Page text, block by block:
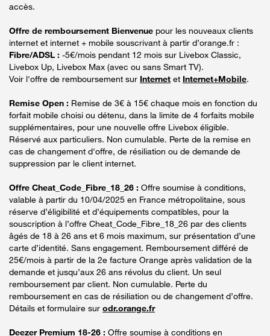
accès.
Offre de remboursement Bienvenue pour les nouveaux clients
internet et internet + mobile souscrivant à partir d’orange.fr :
Fibre/ADSL : -5€/mois pendant 12 mois sur Livebox Classic,
Livebox Up, Livebox Max (avec ou sans Smart TV).
Voir l'offre de remboursement sur Internet et Internet+Mobile.
Remise Open : Remise de 3€ à 15€ chaque mois en fonction du
forfait mobile choisi ou détenu, dans la limite de 4 forfaits mobile
supplémentaires, pour une nouvelle offre Livebox éligible.
Réservé aux particuliers. Non cumulable. Perte de la remise en
cas de changement d'offre, de résiliation ou de demande de
suppression par le client internet.
Offre Cheat_Code_Fibre_18_26 : Offre soumise à conditions,
valable à partir du 10/04/2025 en France métropolitaine, sous
réserve d’éligibilité et d’équipements compatibles, pour la
souscription à l’offre Cheat_Code_Fibre_18_26 par des clients
âgés de 18 à 26 ans et 6 mois maximum, sur présentation d’une
carte d’identité. Sans engagement. Remboursement différé de
25€/mois à partir de la 2e facture Orange après validation de la
demande et jusqu’aux 26 ans révolus du client. Un seul
remboursement par client. Non cumulable. Perte du
remboursement en cas de résiliation ou de changement d’offre.
Détails et formulaire sur odr.orange.fr
Deezer Premium 18-26 : Offre soumise à conditions en